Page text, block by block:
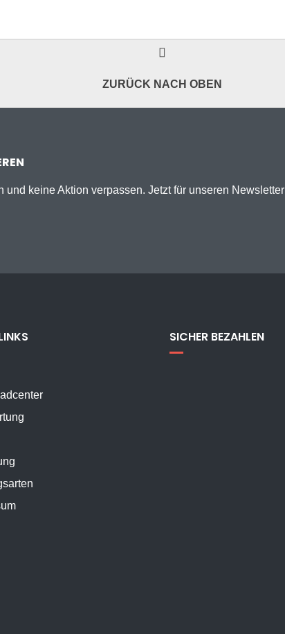
ZURÜCK NACH OBEN
und keine Aktion verpassen. Jetzt für unseren Newsletter
SICHER BEZAHLEN